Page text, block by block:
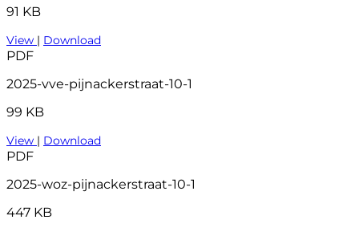
91 KB
View | Download
PDF
2025-vve-pijnackerstraat-10-1
99 KB
View | Download
PDF
2025-woz-pijnackerstraat-10-1
447 KB